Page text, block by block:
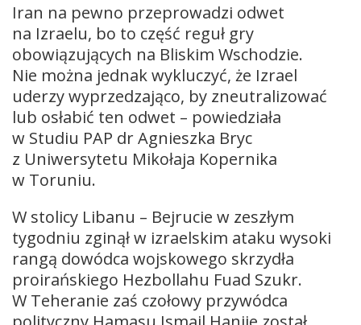
Iran na pewno przeprowadzi odwet
na Izraelu, bo to część reguł gry
obowiązujących na Bliskim Wschodzie.
Nie można jednak wykluczyć, że Izrael
uderzy wyprzedzająco, by zneutralizować
lub osłabić ten odwet – powiedziała
w Studiu PAP dr Agnieszka Bryc
z Uniwersytetu Mikołaja Kopernika
w Toruniu.
W stolicy Libanu – Bejrucie w zeszłym
tygodniu zginął w izraelskim ataku wysoki
rangą dowódca wojskowego skrzydła
proirańskiego Hezbollahu Fuad Szukr.
W Teheranie zaś czołowy przywódca